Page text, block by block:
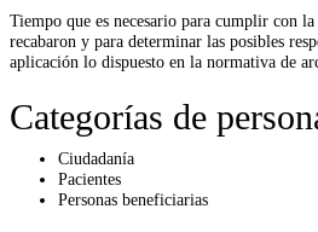
Tiempo que es necesario para cumplir con
recabaron y para determinar las posibles
aplicación lo dispuesto en la normativa de
Categorías de
Ciudadanía
Pacientes
Personas beneficiarias